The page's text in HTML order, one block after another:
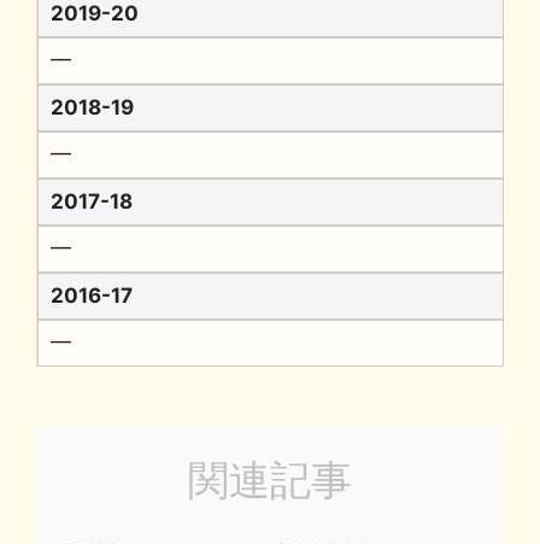
2019-20
━
2018-19
━
2017-18
━
2016-17
━
関連記事